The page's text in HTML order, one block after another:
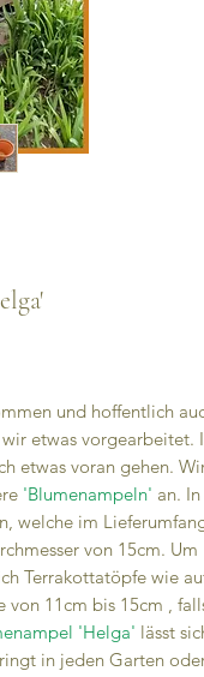
und hoffentlich
etwas vorgearbeitet.
etwas voran gehen.
'Blumenampeln' an. In
welche im
von 15cm. Um
Terrakottatöpfe wie
von 11cm bis 15cm ,
'Helga' lässt
in jeden Garten